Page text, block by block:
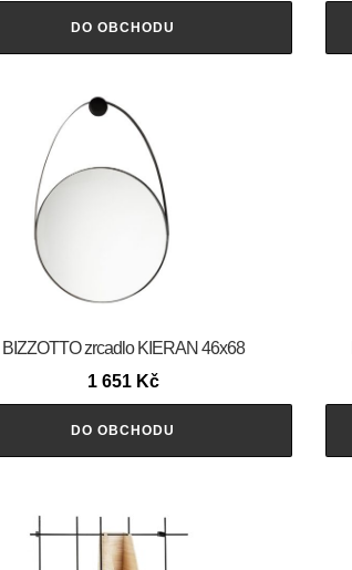
DO OBCHODU
BIZZOTTO zrcadlo KIERAN 46x68
1 651 Kč
DO OBCHODU